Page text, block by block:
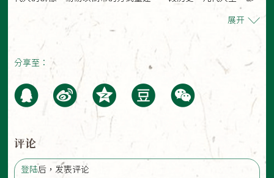
在岁月里作答，“我们各自离开了小镇。像两滴水，在大海中不再
展开
分享至：
评论
登陆后，发表评论